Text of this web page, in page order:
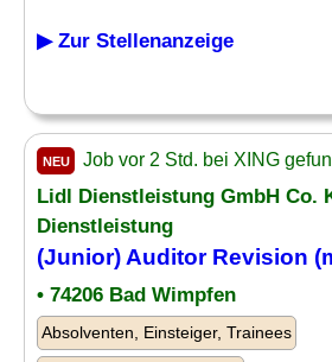
▶ Zur Stellenanzeige
NEU Job vor 2 Std. bei XING
Lidl Dienstleistung GmbH Co.
Dienstleistung
(Junior) AuditorRevision
• 74206 Bad Wimpfen
Absolventen, Einsteiger, Trainees